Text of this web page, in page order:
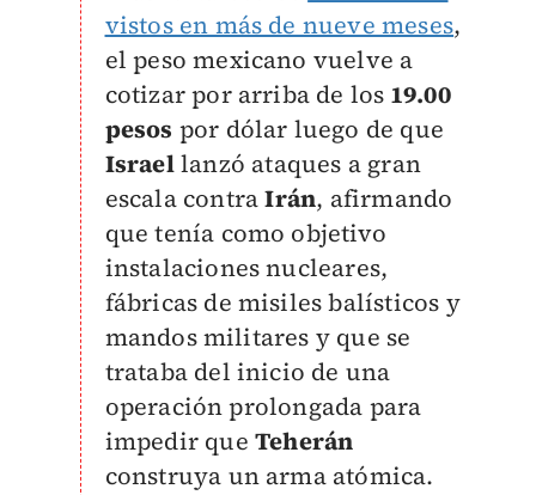
vistos en más de nueve meses,
el peso mexicano vuelve a
cotizar por arriba de los 19.00
pesos por dólar luego de que
Israellanzó ataques a gran
escala contraIrán, afirmando
que tenía como objetivo
instalaciones nucleares,
fábricas de misiles balísticos y
mandos militares y que se
trataba del inicio de una
operación prolongada para
impedir que Teherán
construya un arma atómica.